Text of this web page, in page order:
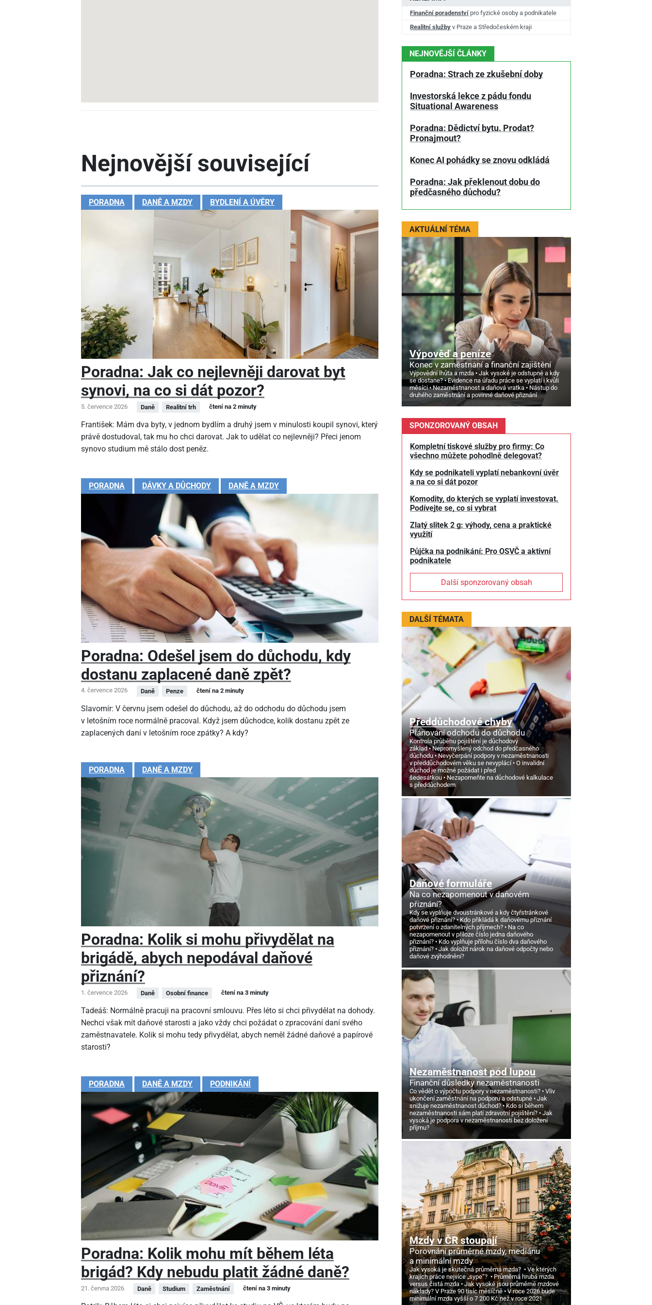
Nejnovější související
PORADNA DANĚ A MZDY BYDLENÍ A ÚVĚRY
Poradna: Jak co nejlevněji darovat byt
synovi, na co si dát pozor?
5. července 2026 Daně Realitní trh čtení na 2 minuty
František: Mám dva byty, v jednom bydlím a druhý jsem v minulosti koupil synovi, který
právě dostudoval, tak mu ho chci darovat. Jak to udělat co nejlevněji? Přeci jenom
synovo studium mě stálo dost peněz.
PORADNA DÁVKY A DŮCHODY DANĚ A MZDY
Poradna: Odešel jsem do důchodu, kdy
dostanu zaplacené daně zpět?
4. července 2026 Daně Penze čtení na 2 minuty
Slavomír: V červnu jsem odešel do důchodu, až do odchodu do důchodu jsem
v letošním roce normálně pracoval. Když jsem důchodce, kolik dostanu zpět ze
zaplacených daní v letošním roce zpátky? A kdy?
PORADNA DANĚ A MZDY
Poradna: Kolik si mohu přivydělat na
brigádě, abych nepodával daňové
přiznání?
1. července 2026 Daně Osobní finance čtení na 3 minuty
Tadeáš: Normálně pracuji na pracovní smlouvu. Přes léto si chci přivydělat na dohody.
Nechci však mít daňové starosti a jako vždy chci požádat o zpracování daní svého
zaměstnavatele. Kolik si mohu tedy přivydělat, abych neměl žádné daňové a papírové
starosti?
PORADNA DANĚ A MZDY PODNIKÁNÍ
Poradna: Kolik mohu mít během léta
brigád? Kdy nebudu platit žádné daně?
21. června 2026 Daně Studium Zaměstnání čtení na 3 minuty
Finanční poradenství pro fyzické osoby a podnikatele
Realitní služby v Praze a Středočeském kraji
NEJNOVĚJŠÍ ČLÁNKY
Poradna: Strach ze zkušební doby
Investorská lekce z pádu fondu
Situational Awareness
Poradna: Dědictví bytu. Prodat?
Pronajmout?
Konec AI pohádky se znovu odkládá
Poradna: Jak překlenout dobu do
předčasného důchodu?
AKTUÁLNÍ TÉMA
Výpověď a peníze
Konec v zaměstnání a finanční zajištění
Výpovědní lhůta a mzda
Jak vysoké je odstupné a kdy
se dostane?
Evidence na úřadu práce se vyplatí i kvůli
měsíci
Nezaměstnanost a daňová vratka
Nástup do
druhého zaměstnání a povinné daňové přiznání
SPONZOROVANÝ OBSAH
Kompletní tiskové služby pro firmy: Co
všechno můžete pohodlně delegovat?
Kdy se podnikateli vyplatí nebankovní úvěr
a na co si dát pozor
Komodity, do kterých se vyplatí investovat.
Podívejte se, co si vybrat
Zlatý slitek 2 g: výhody, cena a praktické
využití
Půjčka na podnikání: Pro OSVČ a aktivní
podnikatele
Další sponzorovaný obsah
DALŠÍ TÉMATA
Předdůchodové chyby
Plánování odchodu do důchodu
Kontrola průběhu pojištění je důchodový
základ
Nepromyšlený odchod do předčasného
důchodu
Nevyčerpání podpory v nezaměstnanosti
v předdůchodovém věku se nevyplácí
O invalidní
důchod je možné požádat i před
šedesátkou
Nezapomeňte na důchodové kalkulace
s předdůchodem
Daňové formuláře
Na co nezapomenout v daňovém
přiznání?
Kdy se vyplňuje dvoustránkové a kdy čtyřstránkové
daňové přiznání?
Kdo přikládá k daňovému přiznání
potvrzení o zdanitelných příjmech?
Na co
nezapomenout v příloze číslo jedna daňového
přiznání?
Kdo vyplňuje přílohu číslo dva daňového
přiznání?
Jak doložit nárok na daňové odpočty nebo
daňové zvýhodnění?
Nezaměstnanost pod lupou
Finanční důsledky nezaměstnanosti
Co vědět o výpočtu podpory v nezaměstnanosti?
Vliv
ukončení zaměstnání na podporu a odstupné
Jak
snižuje nezaměstnanost důchod?
Kdo si během
nezaměstnanosti sám platí zdravotní pojištění?
Jak
vysoká je podpora v nezaměstnanosti bez doložení
příjmu?
Mzdy v ČR stoupají
Porovnání průměrné mzdy, mediánu
a minimální mzdy
Jak vysoká je skutečná průměrná mzda?
Ve kterých
krajích práce nejvíce „sype“?
Průměrná hrubá mzda
versus čistá mzda
Jak vysoké jsou průměrné mzdové
náklady? V Praze 90 tisíc měsíčně
V roce 2026 bude
minimální mzda vyšší o 7 200 Kč než v roce 2021